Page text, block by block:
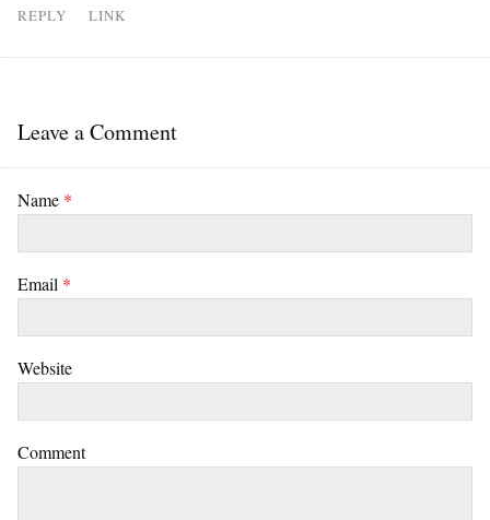
REPLY LINK
Leave a Comment
Name *
Email *
Website
Comment